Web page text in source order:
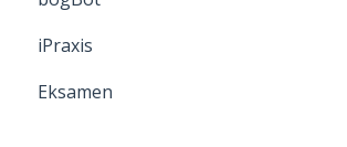
Fortrydelsesret
iPraxis
iPraxis - kom i gang!
Eksamen